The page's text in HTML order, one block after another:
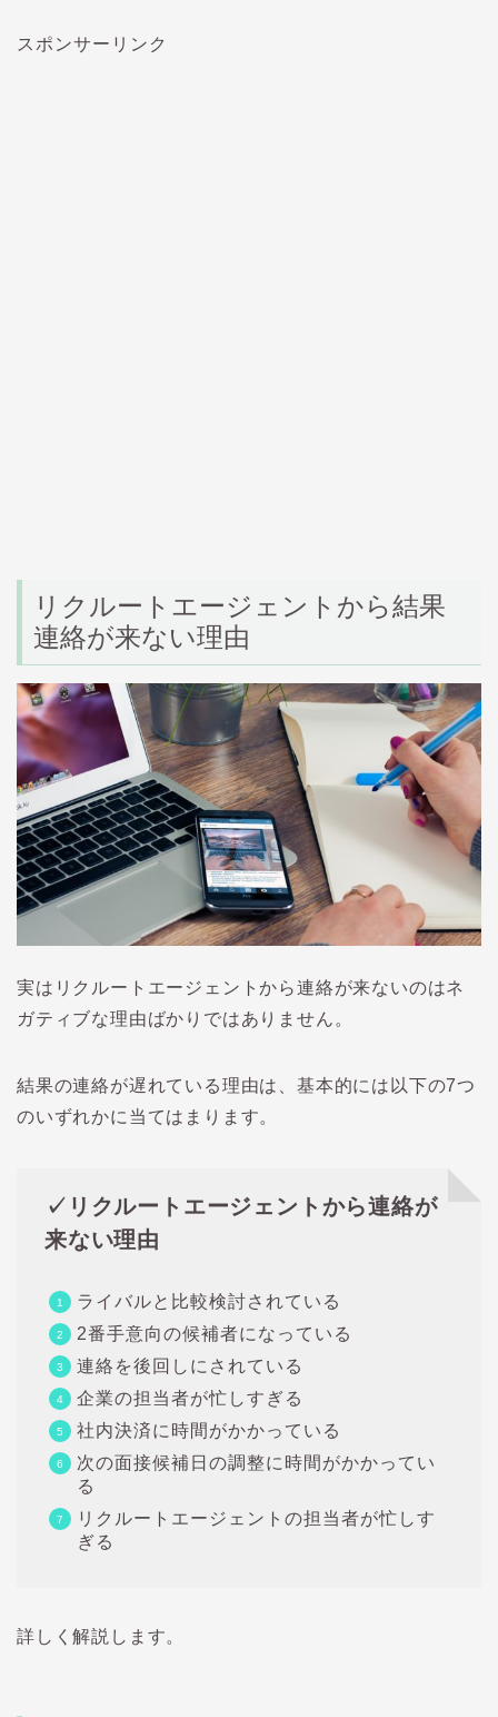
スポンサーリンク
リクルートエージェントから結果
連絡が来ない理由
実はリクルートエージェントから連絡が来ないのはネ
ガティブな理由ばかりではありません。
結果の連絡が遅れている理由は、基本的には以下の7つ
のいずれかに当てはまります。
✓リクルートエージェントから連絡が
来ない理由
ライバルと比較検討されている
2番手意向の候補者になっている
連絡を後回しにされている
企業の担当者が忙しすぎる
社内決済に時間がかかっている
次の面接候補日の調整に時間がかかってい
る
リクルートエージェントの担当者が忙しす
ぎる
詳しく解説します。